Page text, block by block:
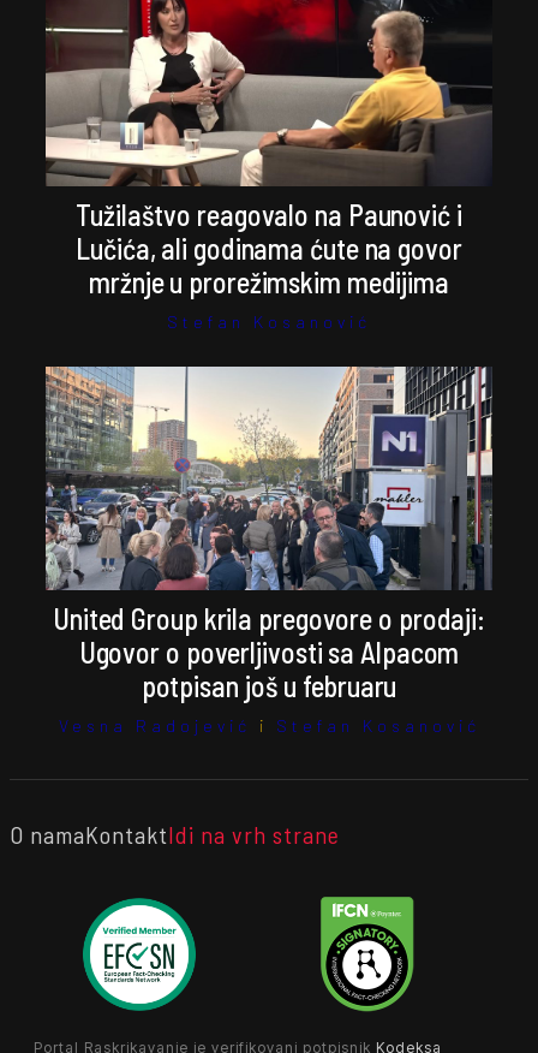
Tužilaštvo reagovalo na Paunović i
Lučića, ali godinama ćute na govor
mržnje u prorežimskim medijima
Stefan Kosanović
United Group krila pregovore o prodaji:
Ugovor o poverljivosti sa Alpacom
potpisan još u februaru
Vesna Radojević i Stefan Kosanović
O namaKontaktIdi na vrh strane
Portal Raskrikavanje je verifikovani potpisnik Kodeksa